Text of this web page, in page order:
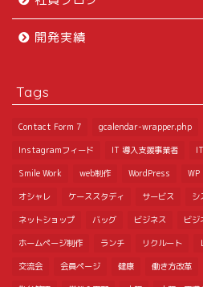
開発実績
Tags
Contact Form 7 gcalendar-wrapper.php
Instagramフィード IT 導入支援事業者
Smile Work web制作 WordPress
オシャレ ケーススタディ サービス シ
ネットショップ バッグ ビジネス ビジ
ホームページ制作 ランチ リクルート
交流会 会員ページ 健康 働き方改革